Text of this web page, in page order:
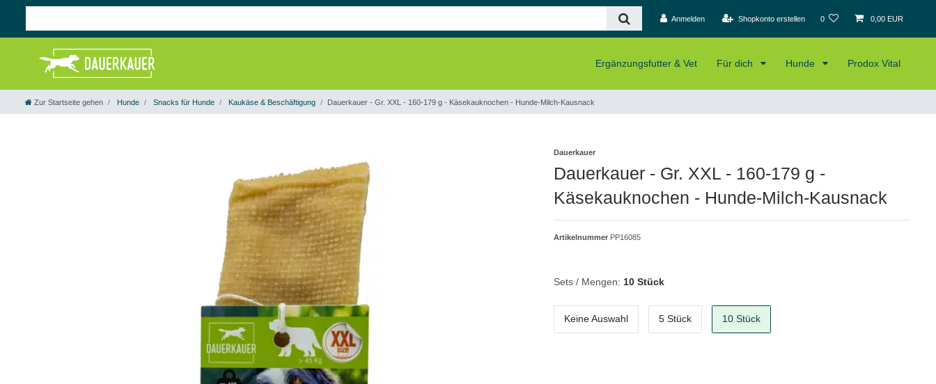
Anmelden Shopkonto erstellen 0 0,00 EUR
Ergänzungsfutter & Vet Für dich Hunde Prodox Vital
Zur Startseite gehen Hunde Snacks für Hunde Kaukäse & Beschäftigung Dauerkauer - Gr. XXL - 160-179 g - Käsekauknochen - Hunde-Milch-Kausnack
Dauerkauer
Dauerkauer - Gr. XXL - 160-179 g -
Käsekauknochen - Hunde-Milch-Kausnack
Artikelnummer PP16085
Sets / Mengen: 10 Stück
Keine Auswahl 5 Stück 10 Stück